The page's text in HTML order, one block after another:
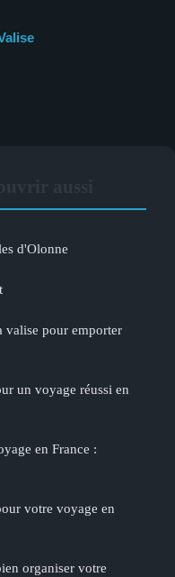
d'Olonne
valise pour emporter
un voyage réussi en
en France :
votre voyage en
organiser votre